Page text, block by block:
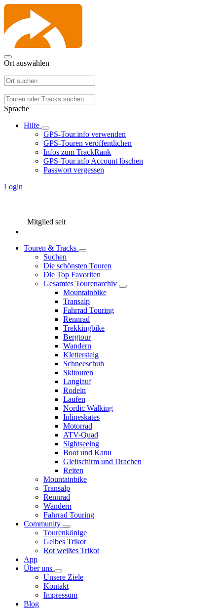
Ort auswählen
Sprache
Hilfe
GPS-Tour.info verwenden
GPS-Touren veröffentlichen
Infos zum TrackRank
GPS-Tour.info Account löschen
Passwort vergessen
Login
Mitglied seit
Touren & Tracks
Suchen
Die schönsten Touren
Die Top Favoriten
Gesamtes Tourenarchiv
Mountainbike
Transalp
Fahrrad Touring
Rennrad
Trekkingbike
Bergtour
Wandern
Klettersteig
Schneeschuh
Skitouren
Langlauf
Rodeln
Laufen
Nordic Walking
Inlineskates
Motorrad
ATV-Quad
Sightseeing
Boot und Kanu
Gleitschirm und Drachen
Reiten
Mountainbike
Transalp
Rennrad
Wandern
Fahrrad Touring
Community
Tourenkönige
Gelbes Trikot
Rot weißes Trikot
App
Über uns
Unsere Ziele
Kontakt
Impressum
Blog